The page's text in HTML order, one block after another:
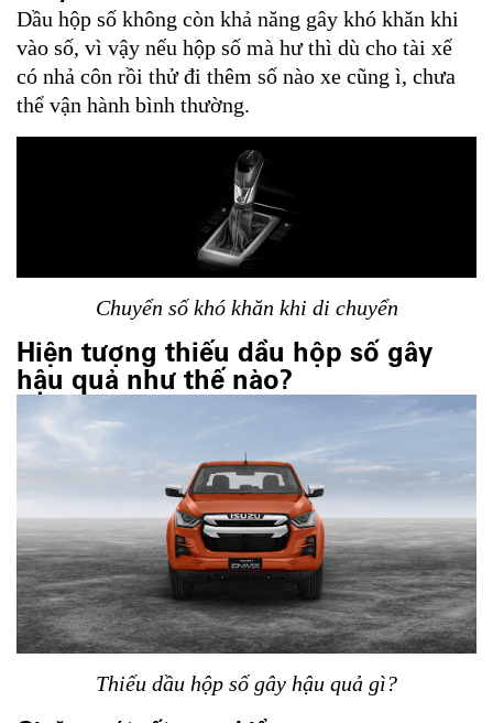
Dầu hộp số không còn khả năng gây khó khăn khi
vào số, vì vậy nếu hộp số mà hư thì dù cho tài xế
có nhả côn rồi thử đi thêm số nào xe cũng ì, chưa
thể vận hành bình thường.
Chuyển số khó khăn khi di chuyển
Hiện tượng thiếu dầu hộp số gây
hậu quả như thế nào?
Thiếu dầu hộp số gây hậu quả gì?